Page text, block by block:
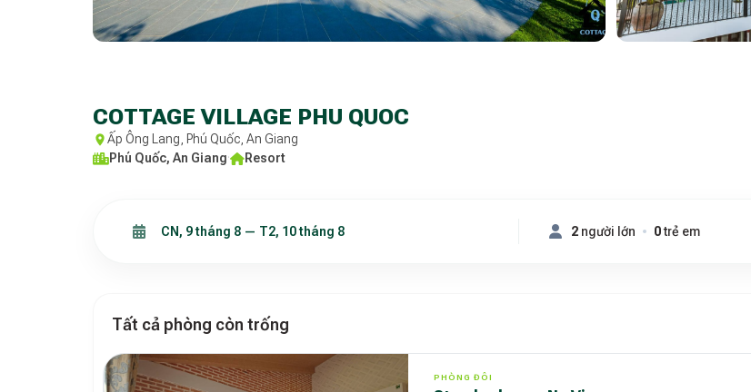
COTTAGE VILLAGE PHU QUOC
Ấp Ông Lang, Phú Quốc, An Giang
Phú Quốc, An Giang· Resort
2 người lớn 0trẻ em
Tất cả phòng còn trống
PHÒNG ĐÔI